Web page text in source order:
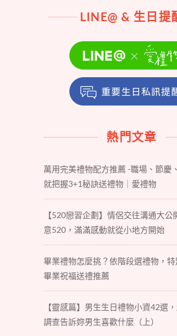
LINE@ & 生日提
熱門文章
萬用完美禮物配方推薦 -職場、節慶
就把握3+1秘訣送禮物｜愛禮物
【520戀習企劃】情侶交往溝通大公
意520，滿滿感動就從小地方開始
畢業禮物怎麼挑？依階段選禮物，
畢業祝福送禮推薦
【靈感篇】男生生日禮物小資42選
調查告訴妳男生喜歡什麼（上）